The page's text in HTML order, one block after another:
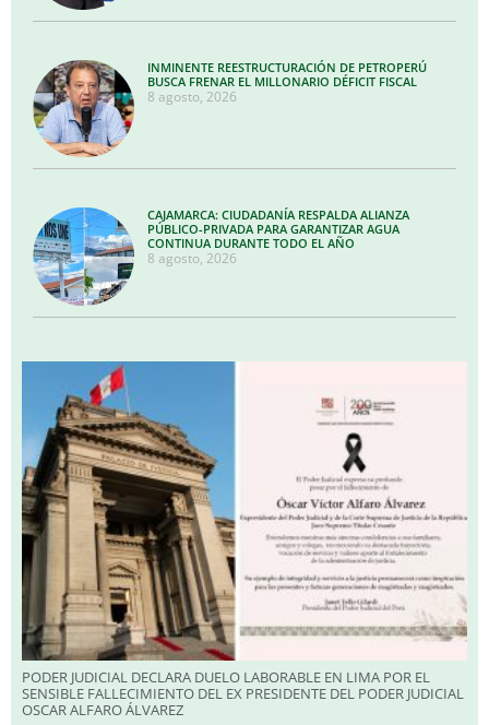
INMINENTE REESTRUCTURACIÓN DE PETROPERÚ
BUSCA FRENAR EL MILLONARIO DÉFICIT FISCAL
8 agosto, 2026
CAJAMARCA: CIUDADANÍA RESPALDA ALIANZA
PÚBLICO-PRIVADA PARA GARANTIZAR AGUA
CONTINUA DURANTE TODO EL AÑO
8 agosto, 2026
PODER JUDICIAL DECLARA DUELO LABORABLE EN LIMA POR EL
SENSIBLE FALLECIMIENTO DEL EX PRESIDENTE DEL PODER JUDICIAL
OSCAR ALFARO ÁLVAREZ